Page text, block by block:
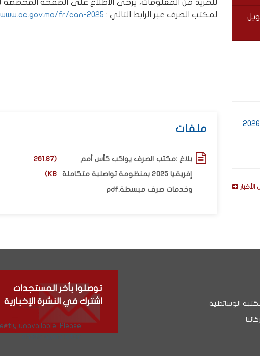
لمكتب الصرف عبر الرابط التالي : fr/can-2025
ملفات
بلاغ :مكتب الصرف يواكب كأس أمم
إفريقيا 2025 بمنظومة تواصلية متكاملة
وخدمات صرف مبسطة.pdf
(261.87
KB)
الوسائطية
توصلوا بأخر المستجدات
اشترك في النشرة الإخبارية
unavailable. Please